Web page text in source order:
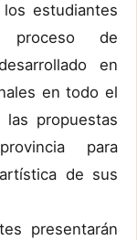
estudiantes
proceso de
en
en todo el
las propuestas
para
de sus
presentarán